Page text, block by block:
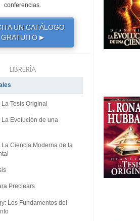
conferencias.
UN CATÁLOGO
GRATUITO ▶
LIBRERÍA
Tesis Original
La Evolución de una
La Ciencia Moderna de la
Preclears
Los Fundamentos del